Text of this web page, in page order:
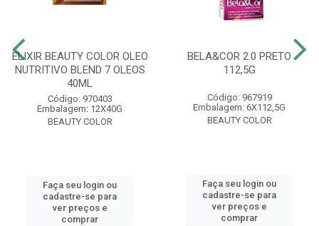
ELIXIR BEAUTY COLOR OLEO
NUTRITIVO BLEND 7 OLEOS
40ML
Código: 970403
Embalagem: 12X40G
BEAUTY COLOR
Faça seu login ou
cadastre-se para
ver preços e
comprar
BELA&COR 2.0 PRETO
112,5G
Código: 967919
Embalagem: 6X112,5G
BEAUTY COLOR
Faça seu login ou
cadastre-se para
ver preços e
comprar